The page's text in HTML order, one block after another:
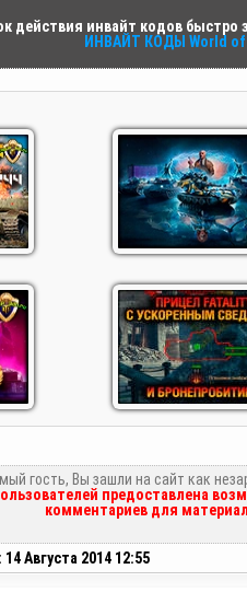
действия инвайт кодов быстро
ИНВАЙТ КОДЫ World
гость, Вы зашли на сайт как
предоставлена
комментариев для
Августа 2014 12:55